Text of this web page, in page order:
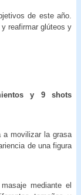
de este año.
reafirmar glúteos y
y 9 shots
a movilizar la grasa
de una figura
mediante el